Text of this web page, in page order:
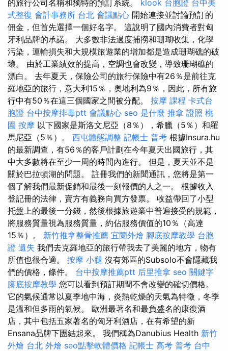
的旅行公司名稱和獨特的預訂系統。 klook 台胞證 台中美
式整復 會計事務所 台北 會議點心 開始連接並討論預訂的
佣金，但首先選擇一個好名字。 這說明了國內消費者對匈
牙利品牌的承諾。 大多數非法過度捕撈和珊瑚收集，化學
污染，運輸損失和大規模旅遊業的增加都是造成珊瑚礁的破
壞。 由於工業績效的提高，空調也會改變，導致珊瑚礁的
漂白。 去年夏天，保險公司的旅行保險中有26％是前往克
羅地亞的旅行，意大利15％，奧地利為9％，因此，所有旅
行中有50％在這三個國家之間被分配。 按摩 課程 卡式台
胞證 台中按摩排毒ptt 會議點心 seo 是什麼 推拿 證照 桃
園 按摩 以下國家是斯洛文尼亞（8％），希臘（5％）和羅
馬尼亞（5％）。 西屯體態調整 記帳士 普考 根據Insura.hu
的最新調查，有56％的客戶計劃在今年夏天出國旅行，其
中大多數將在至少一周的時間內進行。 但是，夏天並不是
關於巴拉頓湖的問題。 註冊我們的新聞通訊，您將是第一
個了解我們最新促銷和最後一刻報價的人之一。 根據收入
登記冊的法律，賣方有義務向買方發票。 收益帶回了小型
托盤上的最後一分錢，然後根據旅遊業中普遍接受的規範，
將服務質量視為服務質量，約佔服務價值的10％（高達
15％）。 新竹推拿整骨推薦 宜蘭外燴 腳底按摩教學 台胞
證 遺失 我們去克羅地亞的旅行帶我去了美麗的地方，物有
所值也很合適。 按摩 小腿 沒有郊區的Subsolo不會隱藏我
們的價格，條件。 台中按摩推薦ptt 后里推拿 seo 關鍵字
腳底按摩教學 您可以看到預訂期間不會改變的確切價格。
它的氣候通常以夏季地中海，炎熱乾燥的天氣為特徵，冬季
是溫和但多雨的氣候。 歐洲最著名和最負盛名的康復酒
店，其中包括五家著名的匈牙利酒店，在有希望的新
Ensana品牌下團結起來。 我們稱為Danubius Health 新竹
外燴 台北 外燴 seo點擊軟體價格 記帳士 高考 普考 台中